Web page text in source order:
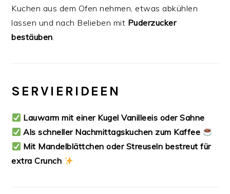
Kuchen aus dem Ofen nehmen, etwas abkühlen
lassen und nach Belieben mit Puderzucker
bestäuben.
SERVIERIDEEN
Lauwarm mit einer Kugel Vanilleeis oder Sahne
Als schneller Nachmittagskuchen zum Kaffee
Mit Mandelblättchen oder Streuseln bestreut für
extra Crunch